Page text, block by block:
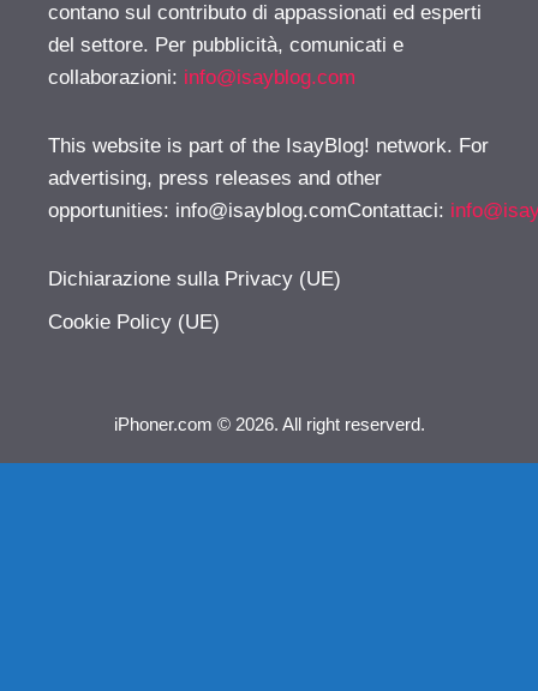
contano sul contributo di appassionati ed esperti
del settore. Per pubblicità, comunicati e
collaborazioni: info@isayblog.com
This website is part of the IsayBlog! network. For
advertising, press releases and other
opportunities: info@isayblog.comContattaci:
Dichiarazione sulla Privacy (UE)
Cookie Policy (UE)
iPhoner.com © 2026. All right reserverd.